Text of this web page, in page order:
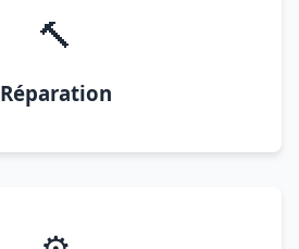
🔨
Réparation